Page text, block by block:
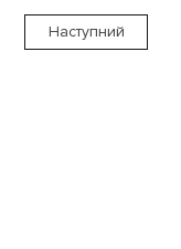
Наступний